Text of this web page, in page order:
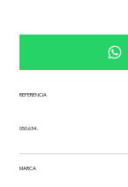
REFERENCIA
050.634.
MARCA